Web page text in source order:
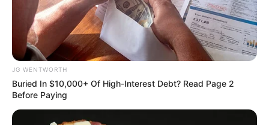
Did They Lie To Us In This Movie?
BRAINBERRIES
JG WENTWORTH
Buried In $10,000+ Of High-Interest Debt? Read Page 2
Before Paying